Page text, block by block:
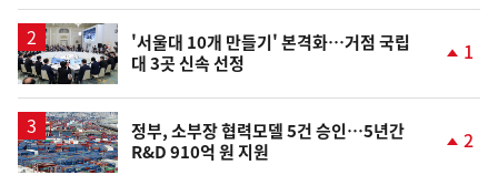
일
'서울대 10개 만들기' 본격화…거점 국립
대 3곳 신속 선정
상
1
정부, 소부장 협력모델 5건 승인…5년간
R&D 910억 원 지원
2